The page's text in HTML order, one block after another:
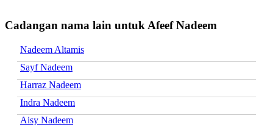
Cadangan nama lain untuk Afeef Nadeem
Nadeem Altamis
Sayf Nadeem
Harraz Nadeem
Indra Nadeem
Aisy Nadeem